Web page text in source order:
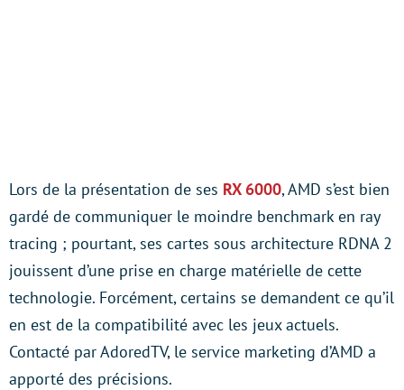
Lors de la présentation de ses RX 6000, AMD s’est bien
gardé de communiquer le moindre benchmark en ray
tracing ; pourtant, ses cartes sous architecture RDNA 2
jouissent d’une prise en charge matérielle de cette
technologie. Forcément, certains se demandent ce qu’il
en est de la compatibilité avec les jeux actuels.
Contacté par AdoredTV, le service marketing d’AMD a
apporté des précisions.